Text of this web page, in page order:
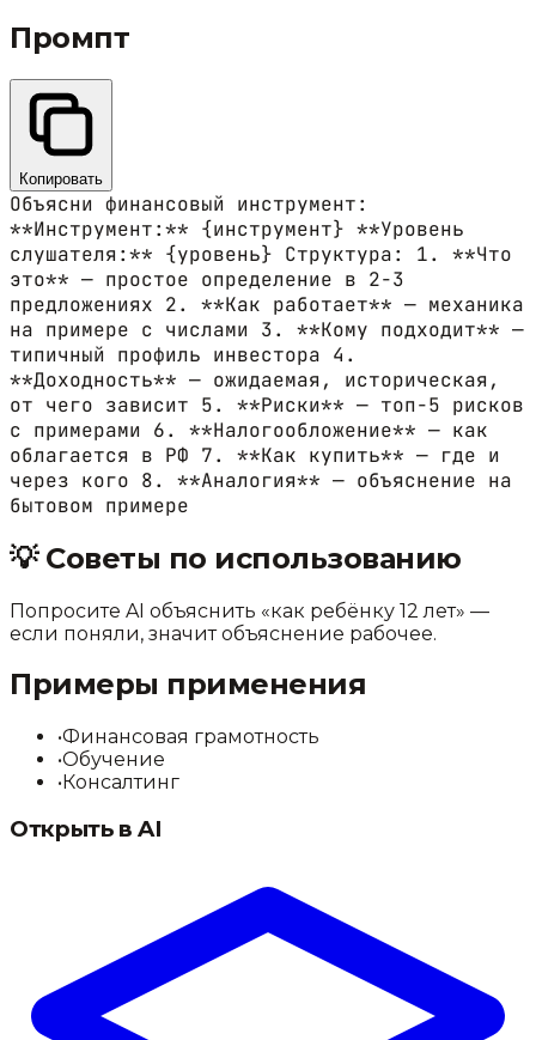
Промпт
Копировать
Объясни финансовый инструмент:
**Инструмент:** {инструмент} **Уровень
слушателя:** {уровень} Структура: 1. **Что
это** — простое определение в 2-3
предложениях 2. **Как работает** — механика
на примере с числами 3. **Кому подходит** —
типичный профиль инвестора 4.
**Доходность** — ожидаемая, историческая,
от чего зависит 5. **Риски** — топ-5 рисков
с примерами 6. **Налогообложение** — как
облагается в РФ 7. **Как купить** — где и
через кого 8. **Аналогия** — объяснение на
бытовом примере
💡Советы по использованию
Попросите AI объяснить «как ребёнку 12 лет» —
если поняли, значит объяснение рабочее.
Примеры применения
•Финансовая грамотность
•Обучение
• Консалтинг
Открыть в AI